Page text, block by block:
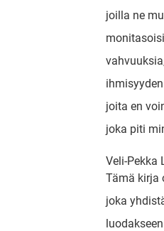
joilla ne
joita en
joka piti
Veli-Pekka
Tämä kirja
joka